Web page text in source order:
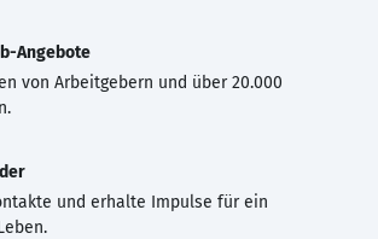
Angebote
von Arbeitgebern und über 20.000
und erhalte Impulse für ein